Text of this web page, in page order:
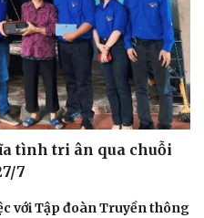
tình tri ân qua chuỗi
7
với Tập đoàn Truyền thông